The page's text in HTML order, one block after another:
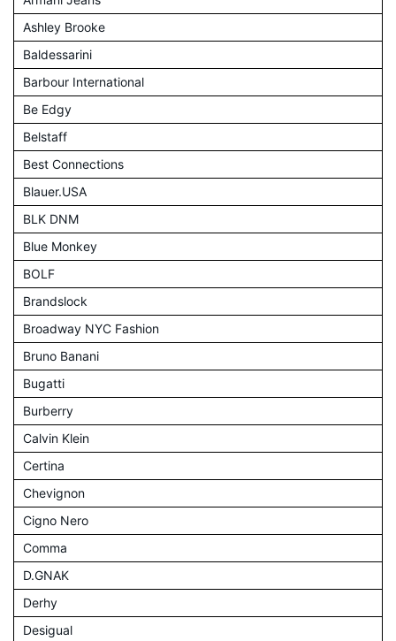
Ashley Brooke
Baldessarini
Barbour International
Be Edgy
Belstaff
Best Connections
Blauer.USA
BLK DNM
Blue Monkey
BOLF
Brandslock
Broadway NYC Fashion
Bruno Banani
Bugatti
Burberry
Calvin Klein
Certina
Chevignon
Cigno Nero
Comma
D.GNAK
Derhy
Desigual